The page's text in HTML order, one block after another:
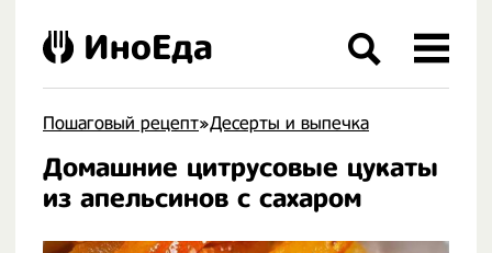
Пошаговый рецепт»Десерты и выпечка
Домашние цитрусовые цукаты
из апельсинов с сахаром
ИноЕда